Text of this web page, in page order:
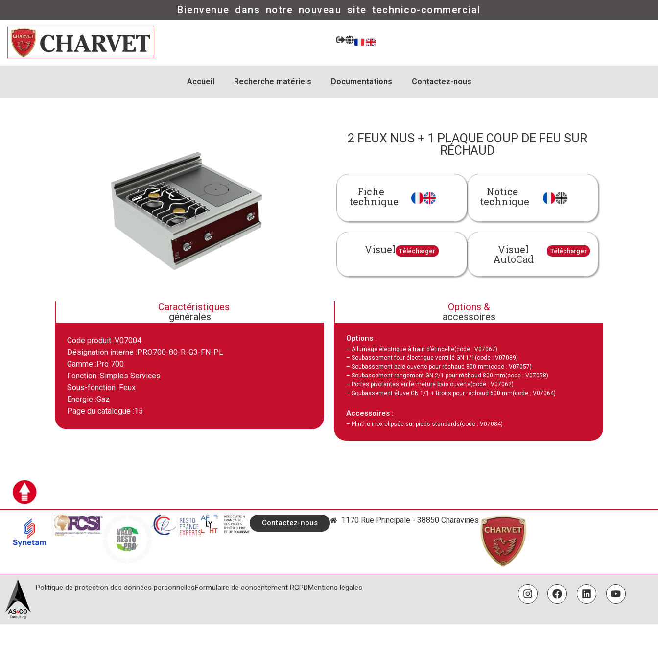
Bienvenue dans notre nouveau site technico-commercial
Accueil Recherche matériels Documentations Contactez-nous
2 FEUX NUS + 1 PLAQUE COUP DE FEU SUR
RÉCHAUD
Fiche
technique
Notice
technique
Visuel Télécharger Visuel
AutoCad
Télécharger
Caractéristiques
générales
Code produit :V07004
Désignation interne :PRO700-80-R-G3-FN-PL
Gamme :Pro 700
Fonction :Simples Services
Sous-fonction :Feux
Energie :Gaz
Page du catalogue :15
Options &
accessoires
Options :
– Allumage électrique à train d’étincelle(code : V07067)
– Soubassement four électrique ventillé GN 1/1 (code : V07089)
– Soubassement baie ouverte pour réchaud 800 mm(code : V07057)
– Soubassement rangement GN 2/1 pour réchaud 800 mm(code : V07058)
– Portes pivotantes en fermeture baie ouverte(code : V07062)
– Soubassement étuve GN 1/1 + tiroirs pour réchaud 600 mm(code : V07064)
Accessoires :
– Plinthe inox clipsée sur pieds standards(code : V07084)
Contactez-nous 1170 Rue Principale - 38850 Charavines
Politique de protection des données personnellesFormulaire de consentement RGPDMentions légales